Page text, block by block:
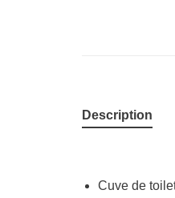
Description
Cuve de